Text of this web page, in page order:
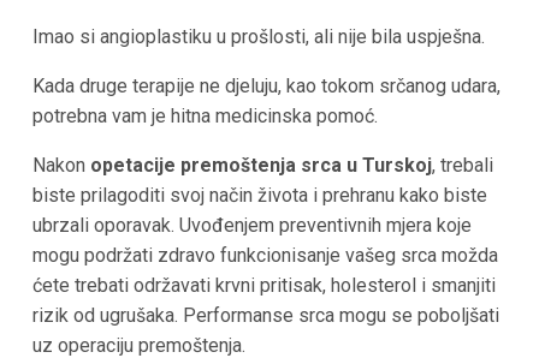
Imao si angioplastiku u prošlosti, ali nije bila uspješna.
Kada druge terapije ne djeluju, kao tokom srčanog udara,
potrebna vam je hitna medicinska pomoć.
Nakon opetacije premoštenja srca u Turskoj, trebali
biste prilagoditi svoj način života i prehranu kako biste
ubrzali oporavak. Uvođenjem preventivnih mjera koje
mogu podržati zdravo funkcionisanje vašeg srca možda
ćete trebati održavati krvni pritisak, holesterol i smanjiti
rizik od ugrušaka. Performanse srca mogu se poboljšati
uz operaciju premoštenja.